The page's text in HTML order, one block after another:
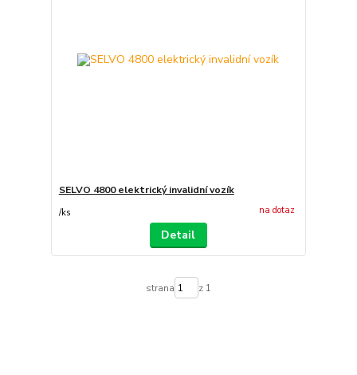
SELVO 4800 elektrický invalidní vozík
/ks na dotaz
Detail
strana z 1